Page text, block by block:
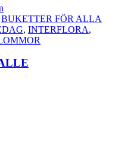
BUKETTER FÖR ALLA
, INTERFLORA,